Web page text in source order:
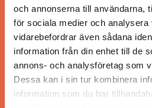
och annonserna till användarna,
för sociala medier och analysera
vidarebefordrar även sådana
information från din enhet till de
annons- och analysföretag som
Dessa kan i sin tur kombinera
information som du har
ANSVARIG
Jonas